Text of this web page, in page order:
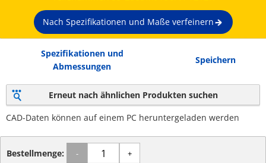
Nach Spezifikationen und Maße verfeinern
Spezifikationen und
Abmessungen
Speichern
Erneut nach ähnlichen Produkten suchen
CAD-Daten können auf einem PC heruntergeladen werden
Bestellmenge: - +